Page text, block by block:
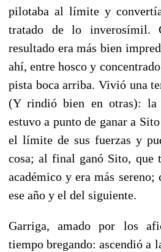
pilotaba al límite y
tratado de lo inverosímil.
resultado era más bien
ahí, entre hosco y
pista boca arriba. Vivió una
(Y rindió bien en otras): la
estuvo a punto de ganar a
el límite de sus fuerzas y
cosa; al final ganó Sito, que
académico y era más
ese año y el del siguiente.
Garriga, amado por los
tiempo bregando: ascendió a